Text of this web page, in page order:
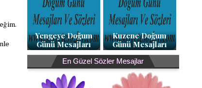
Yengeye Doğum
Günü Mesajları
Kuzene Doğum
Günü Mesajları
En Güzel Sözler Mesajlar